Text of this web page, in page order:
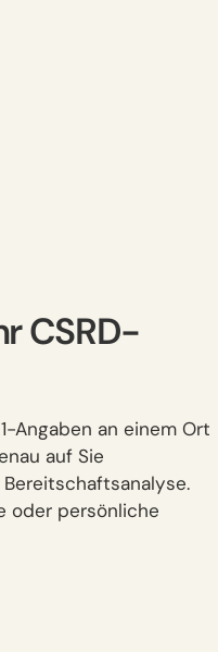
CSRD-
Angaben an einem Ort
auf Sie
oder persönliche